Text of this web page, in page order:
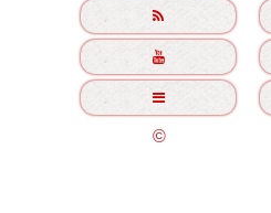



محفوظة©